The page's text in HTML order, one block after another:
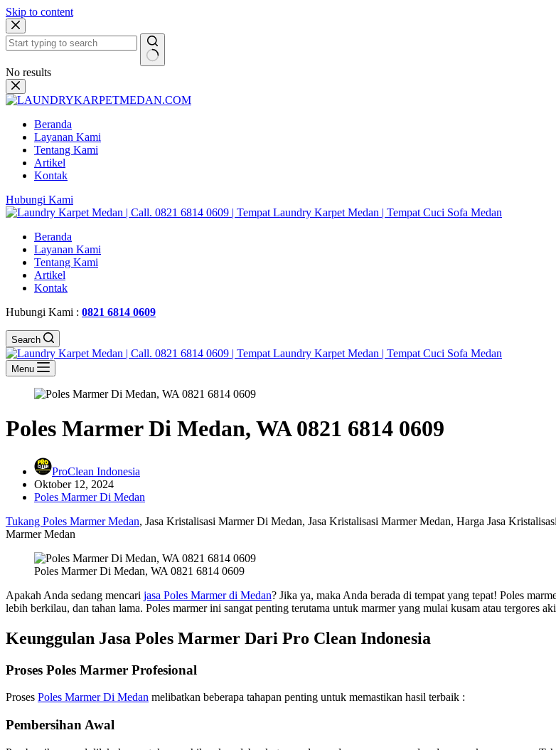
Skip to content
No results
Beranda
Layanan Kami
Tentang Kami
Artikel
Kontak
Hubungi Kami
Beranda
Layanan Kami
Tentang Kami
Artikel
Kontak
Hubungi Kami : 0821 6814 0609
Search
Menu
Poles Marmer Di Medan, WA 0821 6814 0609
ProClean Indonesia
Oktober 12, 2024
Poles Marmer Di Medan
Tukang Poles Marmer Medan, Jasa Kristalisasi Marmer Di Medan, Jasa Kristalisasi Marmer Medan, Harga Jasa
Marmer Medan
Poles Marmer Di Medan, WA 0821 6814 0609
Apakah Anda sedang mencari jasa Poles Marmer di Medan? Jika ya, maka Anda berada di tempat yang tepat! Poles
lebih berkilau, dan tahan lama. Poles marmer ini sangat penting terutama untuk marmer yang mulai kusam atau tergores
Keunggulan Jasa Poles Marmer Dari Pro Clean Indonesia
Proses Poles Marmer Profesional
Proses Poles Marmer Di Medan melibatkan beberapa tahapan penting untuk memastikan hasil terbaik :
Pembersihan Awal